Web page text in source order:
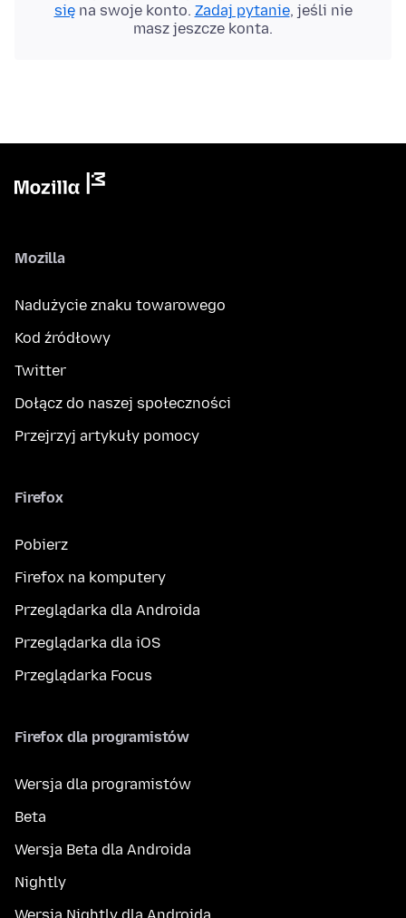
sięna swoje konto. Zadaj pytanie, jeśli nie
masz jeszcze konta.
Mozilla
Nadużycie znaku towarowego
Kod źródłowy
Twitter
Dołącz do naszej społeczności
Przejrzyj artykuły pomocy
Firefox
Pobierz
Firefox na komputery
Przeglądarka dla Androida
Przeglądarka dla iOS
Przeglądarka Focus
Firefox dla programistów
Wersja dla programistów
Beta
Wersja Beta dla Androida
Nightly